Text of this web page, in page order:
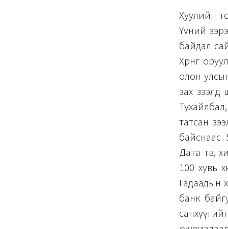
Хуулийн
Үүний
байдал
Хөрөнгө
олон
зах зээлд
татсан
байснаас
Дата төв,
100 хувь
Гадаадын
банк